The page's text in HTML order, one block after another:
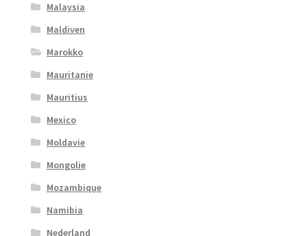
Malaysia
Maldiven
Marokko
Mauritanie
Mauritius
Mexico
Moldavie
Mongolie
Mozambique
Namibia
Nederland